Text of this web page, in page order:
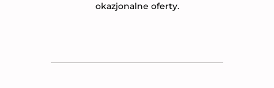
okazjonalne oferty.